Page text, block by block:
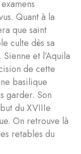
Quant à la
que saint
culte dès sa
et l’Aquila
de cette
basilique
garder. Son
du XVIIIe
On retrouve là
retables du